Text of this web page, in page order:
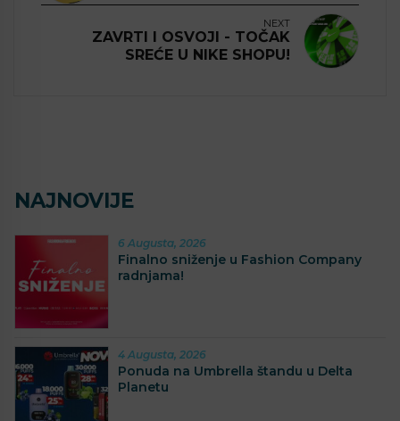
NEXT
ZAVRTI I OSVOJI - TOČAK
SREĆE U NIKE SHOPU!
NAJNOVIJE
6 Augusta, 2026
Finalno sniženje u Fashion Company
radnjama!
4 Augusta, 2026
Ponuda na Umbrella štandu u Delta
Planetu